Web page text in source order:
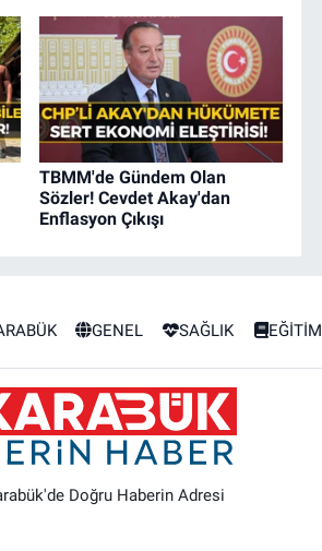
TBMM'de Gündem Olan
Sözler! Cevdet Akay'dan
Enflasyon Çıkışı
GENEL SAĞLIK EĞİTİM
Doğru Haberin Adresi